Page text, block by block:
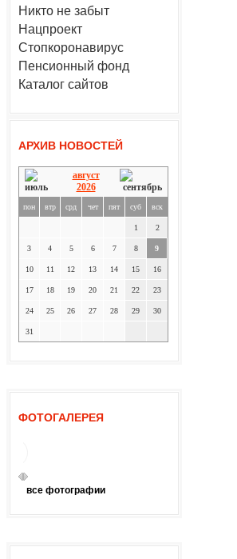
Никто не забыт
Нацпроект
Стопкоронавирус
Пенсионный фонд
Каталог сайтов
АРХИВ НОВОСТЕЙ
август
2026
пон втр срд чет пят суб вск
1 2
3 4 5 6 7 8 9
10 11 12 13 14 15 16
17 18 19 20 21 22 23
24 25 26 27 28 29 30
31
ФОТОГАЛЕРЕЯ
все фотографии